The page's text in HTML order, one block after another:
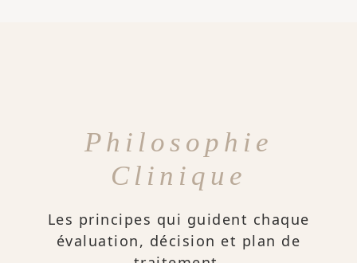
Philosophie
Clinique
Les principes qui guident chaque
évaluation, décision et plan de